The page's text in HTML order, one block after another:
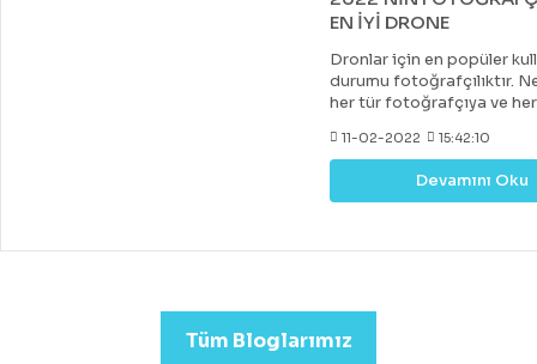
EN İYİ DRONE
Dronlar için en popüler
durumu fotoğrafçılıktır.
her tür fotoğrafçıya ve
drone, DJI tarafından
diğer markalar tarafından
değerli rakipler de vardır.
drone almak mümkündür.
emlak)sektörleri için
Drone Fiyatları oldukça
Devamını Oku
11-02-2022 15:42:10
Tüm Bloglarımız